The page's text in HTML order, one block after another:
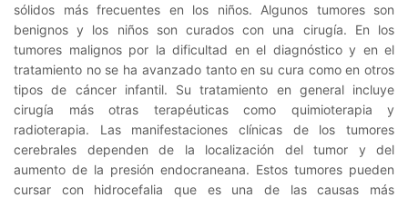
sólidos más frecuentes en los niños. Algunos tumores son
benignos y los niños son curados con una cirugía. En los
tumores malignos por la dificultad en el diagnóstico y en el
tratamiento no se ha avanzado tanto en su cura como en otros
tipos de cáncer infantil. Su tratamiento en general incluye
cirugía más otras terapéuticas como quimioterapia y
radioterapia. Las manifestaciones clínicas de los tumores
cerebrales dependen de la localización del tumor y del
aumento de la presión endocraneana. Estos tumores pueden
cursar con hidrocefalia que es una de las causas más